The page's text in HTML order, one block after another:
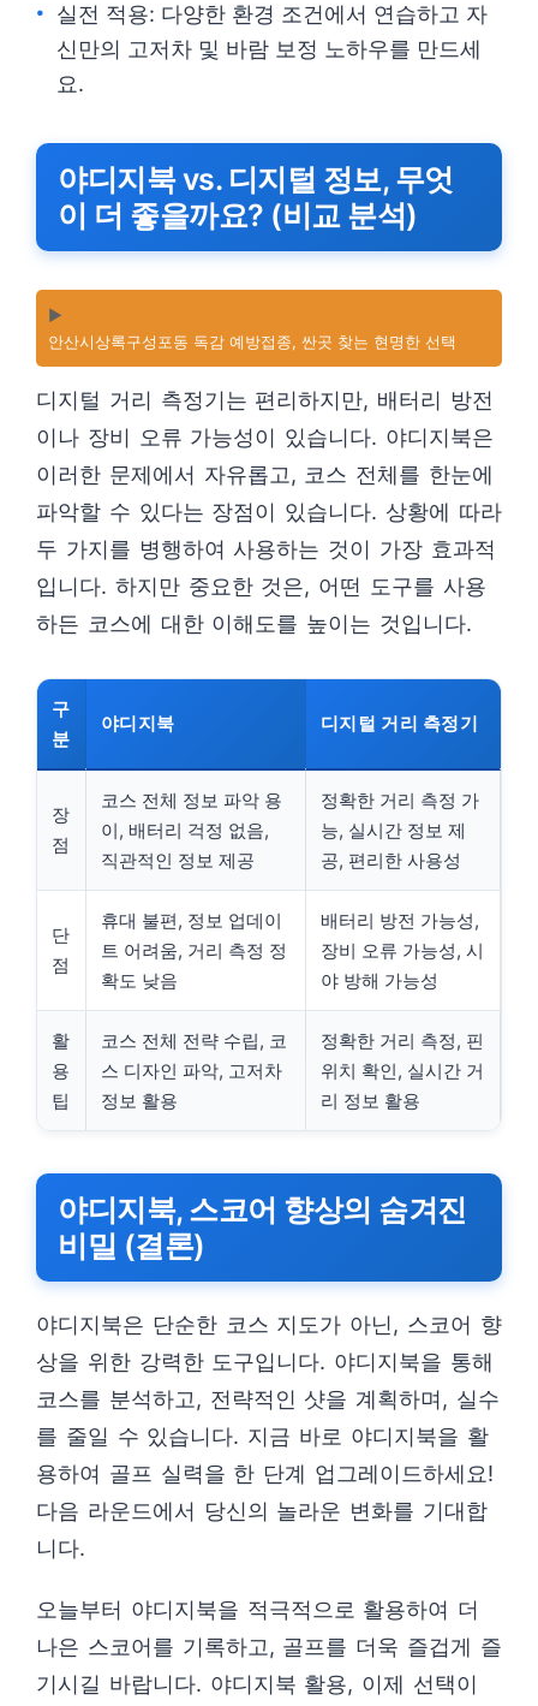
실전 적용: 다양한 환경 조건에서 연습하고 자
신만의 고저차 및 바람 보정 노하우를 만드세
요.
야디지북 vs. 디지털 정보, 무엇
이 더 좋을까요? (비교 분석)
▶️
안산시상록구성포동 독감 예방접종, 싼곳 찾는 현명한 선택
디지털 거리 측정기는 편리하지만, 배터리 방전
이나 장비 오류 가능성이 있습니다. 야디지북은
이러한 문제에서 자유롭고, 코스 전체를 한눈에
파악할 수 있다는 장점이 있습니다. 상황에 따라
두 가지를 병행하여 사용하는 것이 가장 효과적
입니다. 하지만 중요한 것은, 어떤 도구를 사용
하든 코스에 대한 이해도를 높이는 것입니다.
구
분
야디지북 디지털 거리 측정기
장
점
코스 전체 정보 파악 용
이, 배터리 걱정 없음,
직관적인 정보 제공
정확한 거리 측정 가
능, 실시간 정보 제
공, 편리한 사용성
단
점
휴대 불편, 정보 업데이
트 어려움, 거리 측정 정
확도 낮음
배터리 방전 가능성,
장비 오류 가능성, 시
야 방해 가능성
활
용
팁
코스 전체 전략 수립, 코
스 디자인 파악, 고저차
정보 활용
정확한 거리 측정, 핀
위치 확인, 실시간 거
리 정보 활용
야디지북, 스코어 향상의 숨겨진
비밀 (결론)
야디지북은 단순한 코스 지도가 아닌, 스코어 향
상을 위한 강력한 도구입니다. 야디지북을 통해
코스를 분석하고, 전략적인 샷을 계획하며, 실수
를 줄일 수 있습니다. 지금 바로 야디지북을 활
용하여 골프 실력을 한 단계 업그레이드하세요!
다음 라운드에서 당신의 놀라운 변화를 기대합
니다.
오늘부터 야디지북을 적극적으로 활용하여 더
나은 스코어를 기록하고, 골프를 더욱 즐겁게 즐
기시길 바랍니다. 야디지북 활용, 이제 선택이